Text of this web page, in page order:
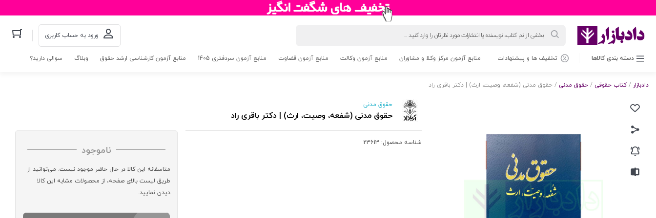
محصولات ورود به حساب کاربری
دسته بندی کالاها تخفیف ها و پیشنهادات منابع آزمون مرکز وکلا و مشاوران منابع آزمون وکالت منابع آزمون قضاوت منابع آزمون سردفتری 1405 منابع آزمون کارشناسی ارشد حقوق وبلاگ سوالی دارید؟
دادبازار /کتاب حقوقی / حقوق مدنی / حقوق مدنی (شفعه، وصیت، ارث) | دکتر باقری راد
حقوق مدنی
حقوق مدنی (شفعه، وصیت، ارث) | دکتر باقری راد
شناسه محصول: 23613
ناموجود
متاسفانه این کالا در حال حاضر موجود نیست. می‌توانید از
طریق لیست بالای صفحه، از محصولات مشابه این کالا
دیدن نمایید.